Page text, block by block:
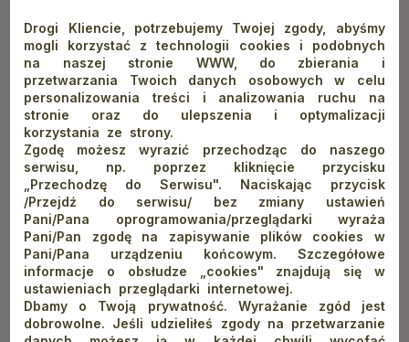
AUTOR: MACIEJ OGRODOWICZ
Gospodarz schronisk PTTK „Trzy Korony” w
Sromowcach Niżnych oraz „Orlica” w Szczawnicy. Z
górami związany od dziecka (wychowywał się na Hali
Krupowej, gdzie jego rodzice od ponad 30 lat
prowadzą schronisko). Od ponad dwóch dekad służy
również pomocą na szlakach jako ratownik GOPR.
Prowadzenie górskich obiektów to dla niego nie
tylko praca, ale przede wszystkim rodzinna tradycja
i wielka pasja.
Drogi Kliencie, potrzebujemy Twojej zgody, abyśmy
mogli korzystać z technologii cookies i podobnych
na naszej stronie WWW, do zbierania i
przetwarzania Twoich danych osobowych w celu
personalizowania treści i analizowania ruchu na
stronie oraz do ulepszenia i optymalizacji
korzystania ze strony.
Zgodę możesz wyrazić przechodząc do naszego
serwisu, np. poprzez kliknięcie przycisku
„Przechodzę do Serwisu". Naciskając przycisk
/Przejdź do serwisu/ bez zmiany ustawień
Pani/Pana oprogramowania/przeglądarki wyraża
Pani/Pan zgodę na zapisywanie plików cookies w
Pani/Pana urządzeniu końcowym. Szczegółowe
informacje o obsłudze „cookies" znajdują się w
ustawieniach przeglądarki internetowej.
Dbamy o Twoją prywatność. Wyrażanie zgód jest
dobrowolne. Jeśli udzieliłeś zgody na przetwarzanie